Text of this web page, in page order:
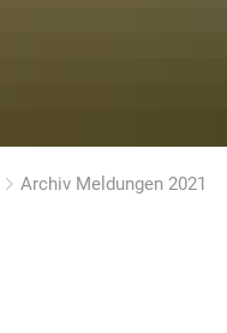
Archiv Meldungen 2021